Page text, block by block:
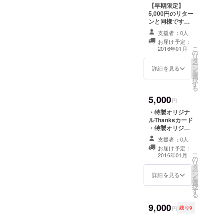
【早期限定】
5,000円のリター
ンと同様です。
・特製オリジナ
ルThanksカード
・特製オリジナ
ルＴシャツ
支援者：0人
お届け予定：
2016年01月
詳細を見る
こ
の
リ
タ
ー
ン
を
選
択
す
る
5,000円
・特製オリジナ
ルThanksカード
・特製オリジナ
ルＴシャツ
支援者：0人
お届け予定：
2016年01月
詳細を見る
こ
の
リ
タ
ー
ン
を
選
択
す
る
9,000円 残り9